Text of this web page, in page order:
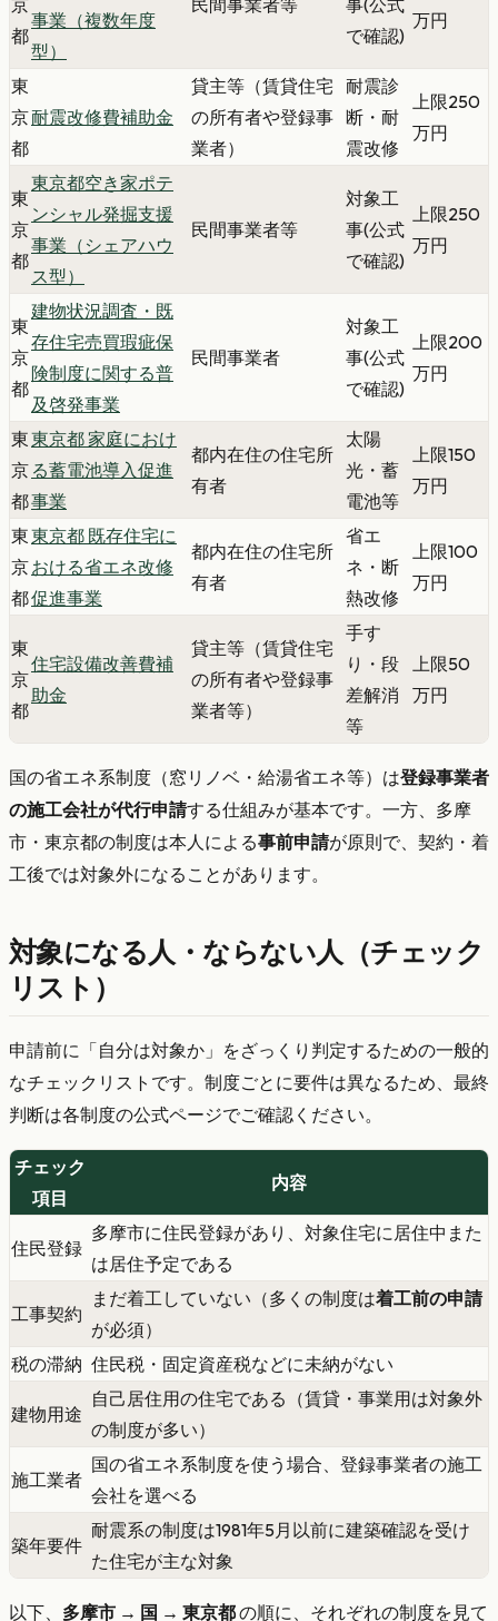
都
事業（複数年度
型）
で確認)
万円
東
京
都
耐震改修費補助金
貸主等（賃貸住宅
の所有者や登録事
業者）
耐震診
断・耐
震改修
上限250
万円
東
京
都
東京都空き家ポテ
ンシャル発掘支援
事業（シェアハウ
ス型）
民間事業者等
対象工
事(公式
で確認)
上限250
万円
東
京
都
建物状況調査・既
存住宅売買瑕疵保
険制度に関する普
及啓発事業
民間事業者
対象工
事(公式
で確認)
上限200
万円
東
京
都
東京都 家庭におけ
る蓄電池導入促進
事業
都内在住の住宅所
有者
太陽
光・蓄
電池等
上限150
万円
東
京
都
東京都 既存住宅に
おける省エネ改修
促進事業
都内在住の住宅所
有者
省エ
ネ・断
熱改修
上限100
万円
東
京
都
住宅設備改善費補
助金
貸主等（賃貸住宅
の所有者や登録事
業者等）
手す
り・段
差解消
等
上限50
万円
国の省エネ系制度（窓リノベ・給湯省エネ等）は登録事業者
の施工会社が代行申請する仕組みが基本です。一方、多摩
市・東京都の制度は本人による事前申請が原則で、契約・着
工後では対象外になることがあります。
対象になる人・ならない人（チェック
リスト）
申請前に「自分は対象か」をざっくり判定するための一般的
なチェックリストです。制度ごとに要件は異なるため、最終
判断は各制度の公式ページでご確認ください。
チェック
項目
内容
住民登録
多摩市に住民登録があり、対象住宅に居住中また
は居住予定である
工事契約
まだ着工していない（多くの制度は着工前の申請
が必須）
税の滞納 住民税・固定資産税などに未納がない
建物用途
自己居住用の住宅である（賃貸・事業用は対象外
の制度が多い）
施工業者
国の省エネ系制度を使う場合、登録事業者の施工
会社を選べる
築年要件
耐震系の制度は1981年5月以前に建築確認を受け
た住宅が主な対象
以下、 多摩市 → 国 → 東京都の順に、それぞれの制度を見て